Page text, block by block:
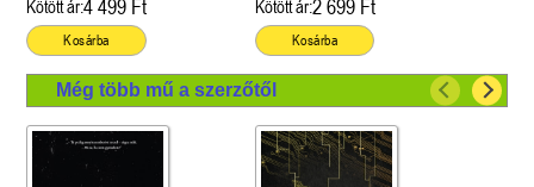
Kötött ár:4 499 Ft
Kosárba
Kötött ár:2 699 Ft
Kosárba
Még több mű a szerzőtől